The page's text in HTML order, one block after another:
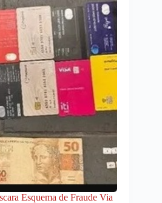
Esquema de Fraude Via